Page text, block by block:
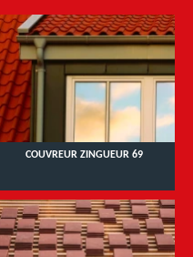
COUVREUR ZINGUEUR 69